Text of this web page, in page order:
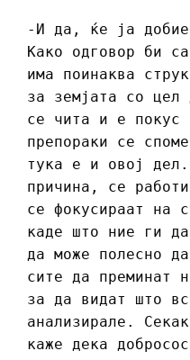
-И да, ќе ја
Како одговор би
има поинаква
за земјата со цел
се чита и е покус
препораки се
тука е и овој
причина, се
се фокусираат на
каде што ние ги
да може полесно
сите да преминат
за да видат што
анализирале.
каже дека